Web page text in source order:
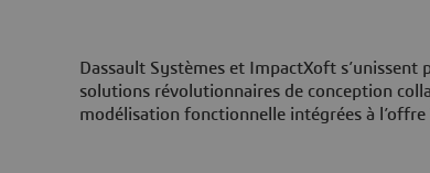
Dassault Systèmes et ImpactXoft
solutions révolutionnaires de conception
modélisation fonctionnelle intégrées à l’offre